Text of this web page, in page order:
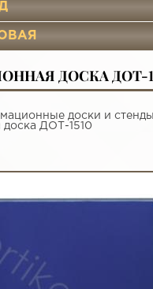
ДОСКА ДОТ-
доски и стенды
ДОТ-1510